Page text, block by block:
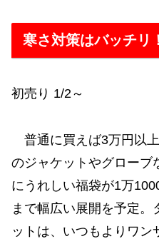
寒さ対策はバッチリ！
初売り 1/2～
普通に買えば3万円以
のジャケットやグローブ
にうれしい福袋が1万
まで幅広い展開を予定
ットは、いつもよりワン